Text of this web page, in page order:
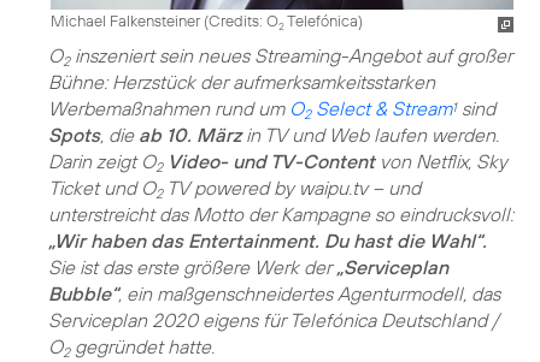
Michael Falkensteiner (Credits: O2Telefónica)
O2inszeniert sein neues Streaming-Angebot auf großer
Bühne: Herzstück der aufmerksamkeitsstarken
Werbemaßnahmen rund um O2Select & Stream1sind
Spots, die ab 10. Märzin TV und Web laufen werden.
Darin zeigt O2 Video- und TV-Contentvon Netflix, Sky
Ticket und O2TV powered by waipu.tv – und
unterstreicht das Motto der Kampagne so eindrucksvoll:
„Wir haben das Entertainment. Du hast die Wahl“.
Sie ist das erste größere Werk der„Serviceplan
Bubble“, ein maßgenschneidertes Agenturmodell, das
Serviceplan 2020 eigens für Telefónica Deutschland /
O2gegründet hatte.